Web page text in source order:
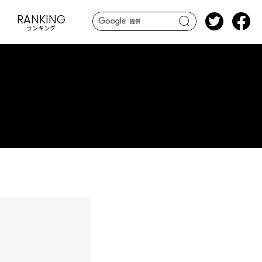
search
RANKING
ランキング